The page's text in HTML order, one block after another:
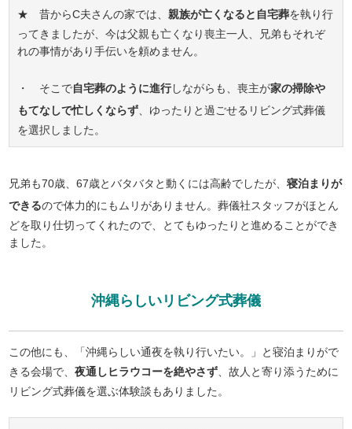
★ 昔からC夫さんの家では、親族が亡くなると自宅葬を執り行
ってきましたが、今は父親も亡くなり喪主一人、兄弟もそれぞ
れの事情があり手伝いを頼めません。
・ そこで自宅葬のように進行しながらも、喪主が家の掃除や
もてなしで忙しくならず 、ゆったりと過ごせるリビング式葬儀
を選択しました。
兄弟も70歳、67歳とバタバタと動くには高齢でしたが、寝泊まりが
できるので体力的にもムリがありません。葬儀社スタッフがほとん
どを取り仕切ってくれたので、とてもゆったりと進めることができ
ました。
沖縄らしいリビング式葬儀
この他にも、「沖縄らしい通夜を執り行いたい。」と寝泊まりがで
きる会場で、夜通しヒラウコーを絶やさず 、故人と寄り添うために
リビング式葬儀を選ぶ体験談もありました。